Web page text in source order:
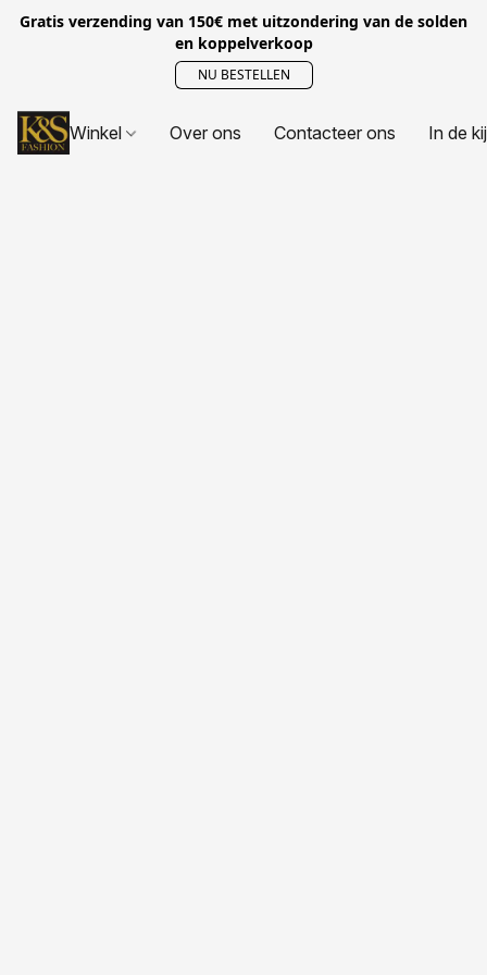
Gratis verzending van 150€ met uitzondering van de solden
en koppelverkoop
NU BESTELLEN
Winkel Over ons Contacteer ons In de